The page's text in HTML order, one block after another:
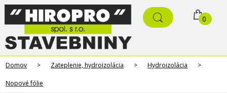
0
Domov > Zateplenie, hydroizolácia > Hydroizolácia >
Nopové fólie